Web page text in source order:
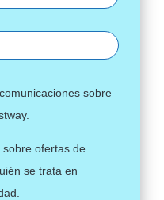
sobre
ofertas de
se trata en